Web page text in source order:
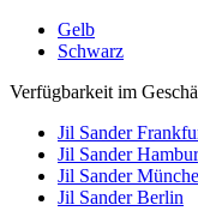
Gelb
Schwarz
Verfügbarkeit im
Jil Sander
Jil Sander
Jil Sander
Jil Sander Berlin